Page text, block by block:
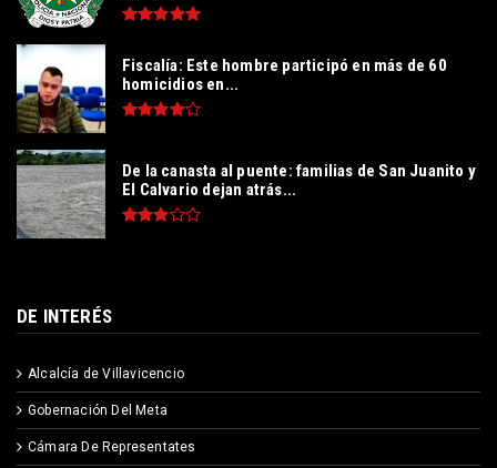
Fiscalía: Este hombre participó en más de 60
homicidios en...
De la canasta al puente: familias de San Juanito y
El Calvario dejan atrás...
DE INTERÉS
Alcalcía de Villavicencio
Gobernación Del Meta
Cámara De Representates